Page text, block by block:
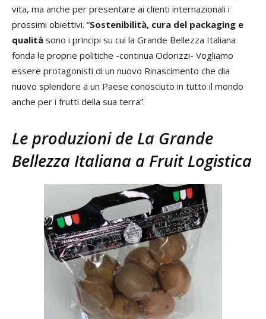
vita, ma anche per presentare ai clienti internazionali i
prossimi obiettivi. “Sostenibilità, cura del packaging e
qualità sono i principi su cui la Grande Bellezza Italiana
fonda le proprie politiche -continua Odorizzi- Vogliamo
essere protagonisti di un nuovo Rinascimento che dia
nuovo splendore a un Paese conosciuto in tutto il mondo
anche per i frutti della sua terra”.
Le produzioni de La Grande
Bellezza Italiana a Fruit Logistica